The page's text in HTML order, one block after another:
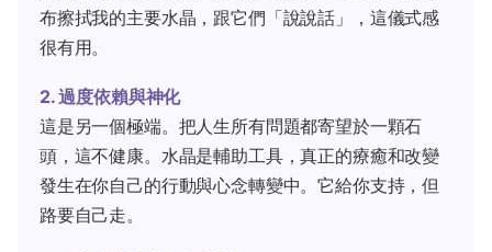
布擦拭我的主要水晶，跟它們「說說話」，這儀式感
很有用。
2. 過度依賴與神化
這是另一個極端。把人生所有問題都寄望於一顆石
頭，這不健康。水晶是輔助工具，真正的療癒和改變
發生在你自己的行動與心念轉變中。它給你支持，但
路要自己走。